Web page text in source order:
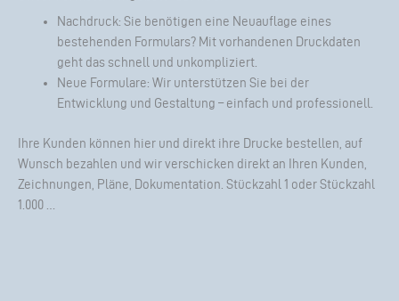
Nachdruck: Sie benötigen eine Neuauflage eines
bestehenden Formulars? Mit vorhandenen Druckdaten
geht das schnell und unkompliziert.
Neue Formulare: Wir unterstützen Sie bei der
Entwicklung und Gestaltung – einfach und professionell.
Ihre Kunden können hier und direkt ihre Drucke bestellen, auf
Wunsch bezahlen und wir verschicken direkt an Ihren Kunden,
Zeichnungen, Pläne, Dokumentation. Stückzahl 1 oder Stückzahl
1.000 …